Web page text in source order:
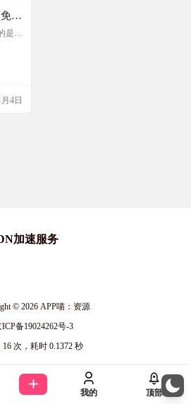
费
持
是一
供
可
更
4日
加速服务
© 2026APP喵：资源
ICP备19024262号-3
16 次，耗时 0.1372 秒
我的 顶部